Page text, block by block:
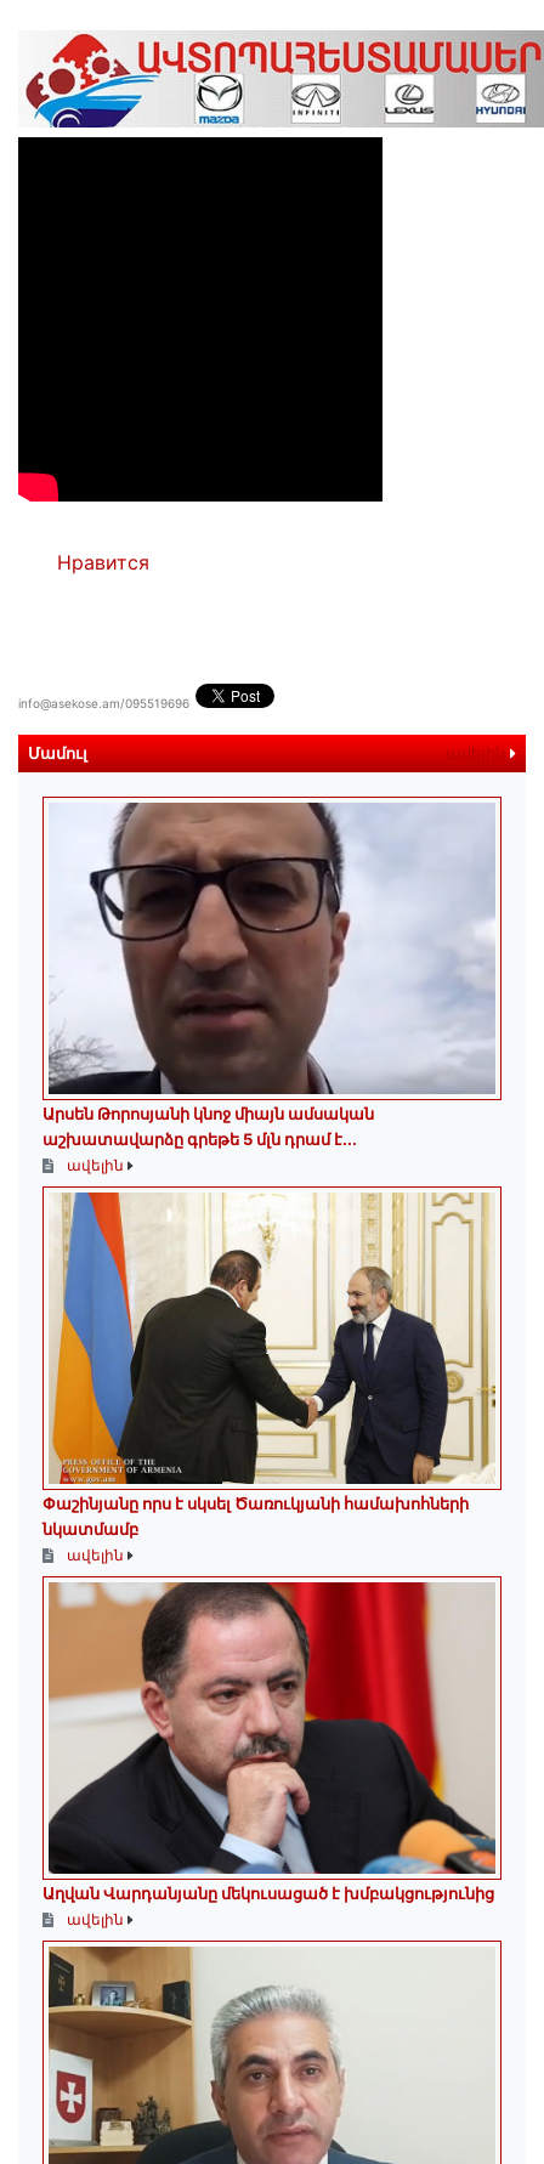
Нравится
info@asekose.am/095519696
Մամուլ ավելին
Արսեն Թորոսյանի կնոջ միայն ամսական
աշխատավարձը գրեթե 5 մլն դրամ է․․․
ավելին
Փաշինյանը որս է սկսել Ծառուկյանի համախոհների
նկատմամբ
ավելին
Աղվան Վարդանյանը մեկուսացած է խմբակցությունից
ավելին